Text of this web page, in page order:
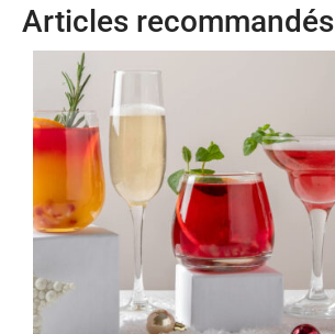
Articles recommandés